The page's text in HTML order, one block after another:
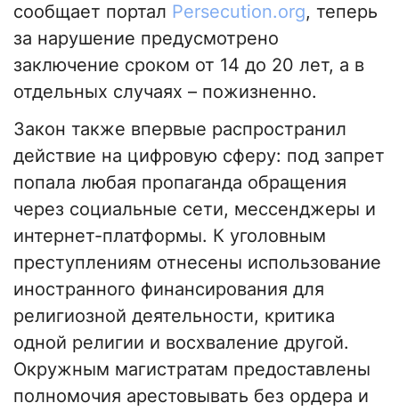
сообщает портал Persecution.org, теперь
за нарушение предусмотрено
заключение сроком от 14 до 20 лет, а в
отдельных случаях – пожизненно.
Закон также впервые распространил
действие на цифровую сферу: под запрет
попала любая пропаганда обращения
через социальные сети, мессенджеры и
интернет-платформы. К уголовным
преступлениям отнесены использование
иностранного финансирования для
религиозной деятельности, критика
одной религии и восхваление другой.
Окружным магистратам предоставлены
полномочия арестовывать без ордера и